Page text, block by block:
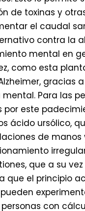
de toxinas y
el caudal
contra la
mental en
como esta
gracias
Para las
este
ácido ursólico,
de
que a su
que el principio
con